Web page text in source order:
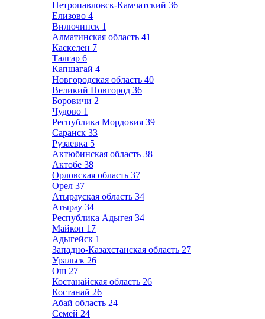
Петропавловск-Камчатский 36
Елизово 4
Вилючинск 1
Алматинская область 41
Каскелен 7
Талгар 6
Капшагай 4
Новгородская область 40
Великий Новгород 36
Боровичи 2
Чудово 1
Республика Мордовия 39
Саранск 33
Рузаевка 5
Актюбинская область 38
Актобе 38
Орловская область 37
Орел 37
Атырауская область 34
Атырау 34
Республика Адыгея 34
Майкоп 17
Адыгейск 1
Западно-Казахстанская область 27
Уральск 26
Ош 27
Костанайская область 26
Костанай 26
Абай область 24
Семей 24